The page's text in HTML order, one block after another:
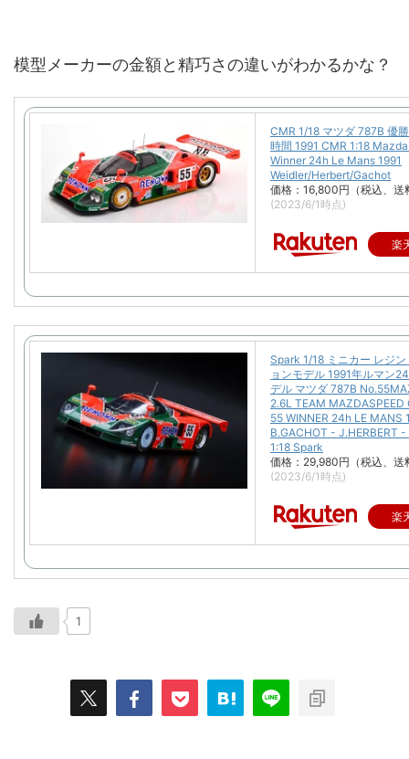
模型メーカーの金額と精巧さの違いがわかるかな？
CMR 1/18 マツダ 787B 優
時間 1991 CMR 1:18
Winner 24h Le Mans 1991
Weidler/Herbert/Gachot
価格：16,800円（税込、送
(2023/6/1時点)
楽
Spark 1/18 ミニカー レジ
ョンモデル 1991年ルマン
デル マツダ 787B
2.6L TEAM MAZDASPEED
55 WINNER 24h LE MANS
B.GACHOT - J.HERBERT -
1:18 Spark
価格：29,980円（税込、送
(2023/6/1時点)
楽
1